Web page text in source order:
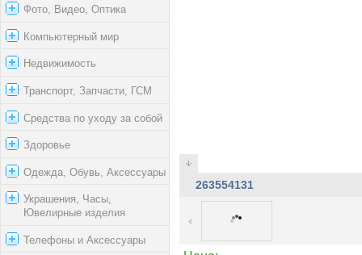
Фото, Видео, Оптика
Компьютерный мир
Недвижимость
Транспорт, Запчасти, ГСМ
Средства по уходу за собой
Здоровье
Одежда, Обувь, Аксессуары
Украшения, Часы,
Ювелирные изделия
Телефоны и Аксессуары
263554131